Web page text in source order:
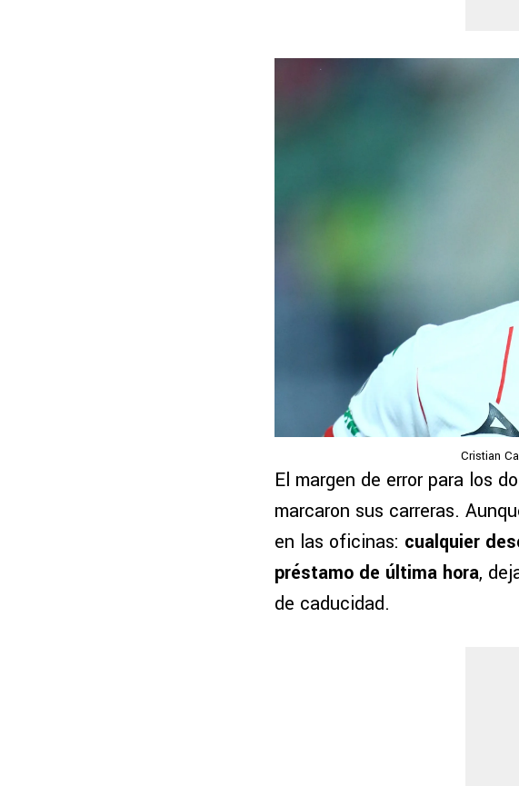
Cristian
El margen de error para los
marcaron sus carreras.
en las oficinas: cualquier
préstamo de última hora,
de caducidad.